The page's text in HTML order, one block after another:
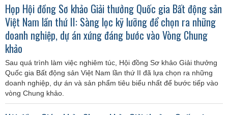
Họp Hội đồng Sơ khảo Giải thưởng Quốc gia Bất động sản
Việt Nam lần thứ II: Sàng lọc kỹ lưỡng để chọn ra những
doanh nghiệp, dự án xứng đáng bước vào Vòng Chung
khảo
Sau quá trình làm việc nghiêm túc, Hội đồng Sơ khảo Giải thưởng
Quốc gia Bất động sản Việt Nam lần thứ II đã lựa chọn ra những
doanh nghiệp, dự án và sản phẩm tiêu biểu nhất để bước tiếp vào
vòng Chung khảo.